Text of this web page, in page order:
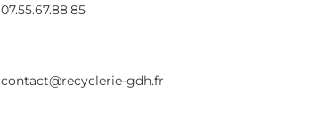
07.55.67.88.85
contact@recyclerie-gdh.fr